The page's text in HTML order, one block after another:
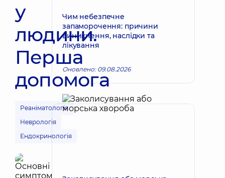
у
людини.
Перша
допомога
Реаніматологія
Неврологія
Ендокринологія
Чим небезпечне
запаморочення: причини
виникнення, наслідки та
лікування
Оновлено: 09.08.2026